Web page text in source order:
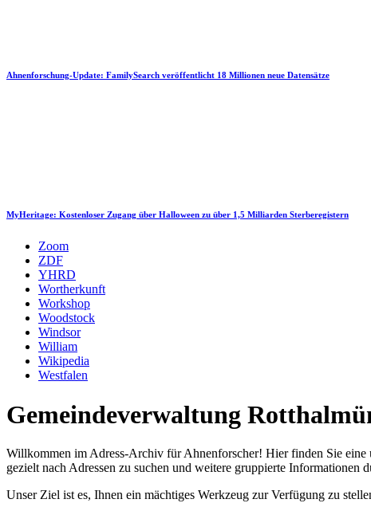
Ahnenforschung-Update: FamilySearch veröffentlicht 18 Millionen neue Datensätze
MyHeritage: Kostenloser Zugang über Halloween zu über 1,5 Milliarden Sterberegistern
Zoom
ZDF
YHRD
Wortherkunft
Workshop
Woodstock
Windsor
William
Wikipedia
Westfalen
Gemeindeverwaltung
Willkommen im Adress-Archiv für Ahnenforscher! Hier finden Sie eine
gezielt nach Adressen zu suchen und weitere gruppierte
Unser Ziel ist es, Ihnen ein mächtiges Werkzeug zur Verfügung zu